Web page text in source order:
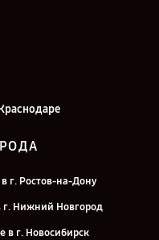
г. Ростов-на-Дону
г. Нижний Новгород
в г. Новосибирск